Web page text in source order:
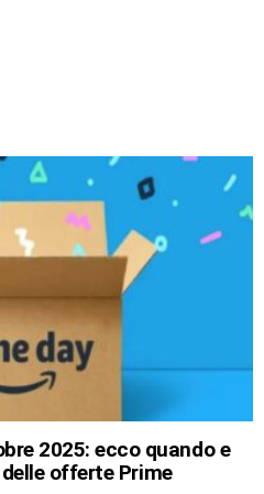
2025: ecco quando e
offerte Prime